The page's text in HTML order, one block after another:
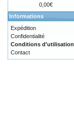
0,00€
Informations
Expédition
Confidentialité
Conditions d'utilisation
Contact